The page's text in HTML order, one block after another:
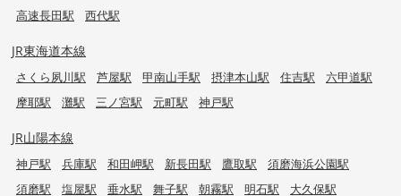
高速長田駅
西代駅
JR東海道本線
さくら夙川駅 芦屋駅 甲南山手駅 摂津本山駅 住吉駅
六甲道駅
摩耶駅
灘駅 三ノ宮駅 元町駅 神戸駅
JR山陽本線
神戸駅 兵庫駅 和田岬駅 新長田駅 鷹取駅
須磨海浜公園駅
須磨駅
塩屋駅 垂水駅 舞子駅 朝霧駅 明石駅 大久保駅